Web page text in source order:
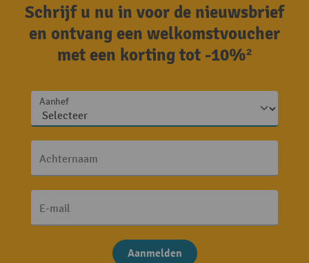
Schrijf u nu in voor de nieuwsbrief
en ontvang een welkomstvoucher
met een korting tot -10%²
Aanhef
Achternaam
E-mail
Aanmelden